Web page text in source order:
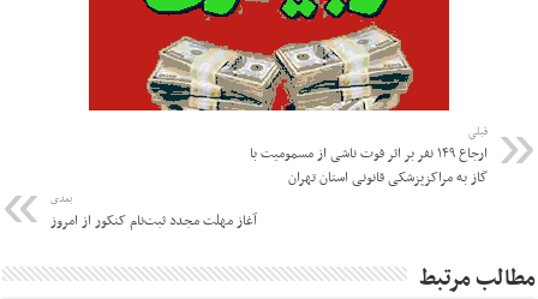
قبلی
ارجاع ۱۴۹ نفر بر اثر فوت ناشی از مسمومیت با
گاز به مراکزپزشکی قانونی استان تهران
بعدی
آغاز مهلت مجدد ثبت‌نام کنکور از امروز
مطالب مرتبط